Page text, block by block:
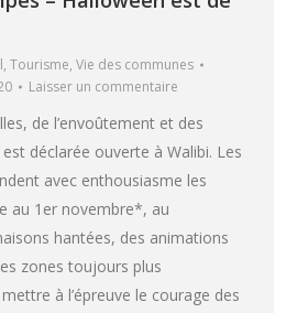
, Tourisme, Vie des communes
Laisser un commentaire
de l’envoûtement et des
déclarée ouverte à Walibi. Les
avec enthousiasme les
au 1er novembre*, au
hantées, des animations
zones toujours plus
à l’épreuve le courage des